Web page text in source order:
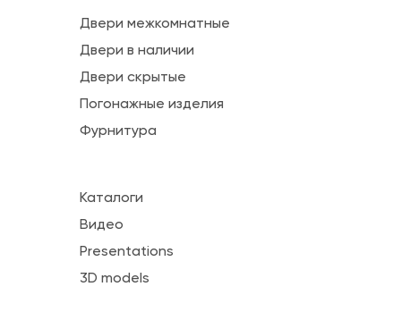
Двери межкомнатные
Двери в наличии
Двери скрытые
Погонажные изделия
Фурнитура
Каталоги
Видео
Presentations
3D models